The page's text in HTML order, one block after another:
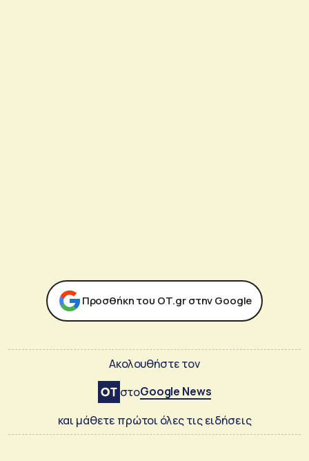
Προσθήκη του ΟΤ.gr στην Google
Ακολουθήστε τον
στοGoogle News
και μάθετε πρώτοι όλες τις ειδήσεις